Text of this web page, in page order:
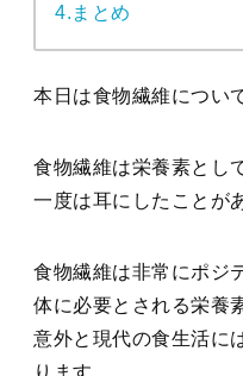
4.まとめ
本日は食物繊維につい
食物繊維は栄養素とし
一度は耳にしたことが
食物繊維は非常にポジ
体に必要とされる栄養
意外と現代の食生活に
ります。